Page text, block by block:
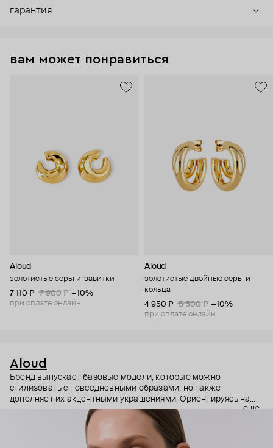
гарантия
вам может понравиться
Aloud
золотистые серьги-завитки
7 110 ₽
7 900 ₽ −10%
при оплате онлайн
Aloud
золотистые двойные серьги-
кольца
4 950 ₽
5 500 ₽ −10%
при оплате онлайн
Aloud
Бренд выпускает базовые модели, которые можно
стилизовать с повседневными образами, но также
дополняет их акцентными украшениями. Ориентируясь на
долгосрочные тренды, вдохновляясь культурой, искусством и
людьми, Aloud показывает коллекции несколько раз в год. А
в названии бренда зашифрован призыв слушать внутренний
голос и транслировать его через украшения.
ещё